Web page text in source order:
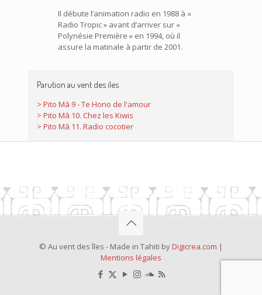
Il débute l’animation radio en 1988 à «
Radio Tropic » avant d’arriver sur «
Polynésie Première » en 1994, où il
assure la matinale à partir de 2001.
Parution au vent des iles
> Pito Mā 9 - Te Hono de l'amour
> Pito Mā 10. Chez les Kiwis
> Pito Mā 11. Radio cocotier
© Au vent des îles - Made in Tahiti byDigicrea.com |
Mentions légales